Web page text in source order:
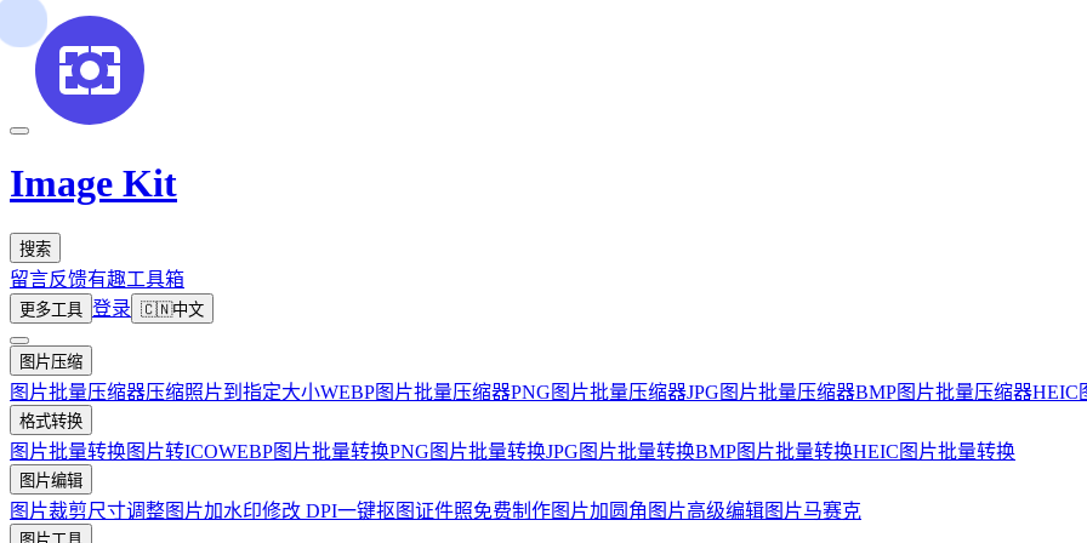
Image Kit
搜索
留言反馈有趣工具箱
更多工具 登录 🇨🇳中文
图片压缩
图片批量压缩器压缩照片到指定大小WEBP图片批量压缩器PNG图片批量压缩器JPG图片批量压缩器BMP图片批量压缩器HEIC
格式转换
图片批量转换图片转ICOWEBP图片批量转换PNG图片批量转换JPG图片批量转换BMP图片批量转换HEIC图片批量转换
图片编辑
图片裁剪尺寸调整图片加水印修改 DPI一键抠图证件照免费制作图片加圆角 图片高级编辑图片马赛克